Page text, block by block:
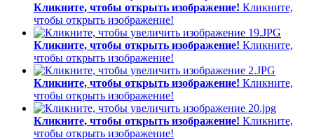
Кликните, чтобы открыть изображение! Кликните,
чтобы открыть изображение!
Кликните, чтобы открыть изображение! Кликните,
чтобы открыть изображение!
Кликните, чтобы открыть изображение! Кликните,
чтобы открыть изображение!
Кликните, чтобы открыть изображение! Кликните,
чтобы открыть изображение!